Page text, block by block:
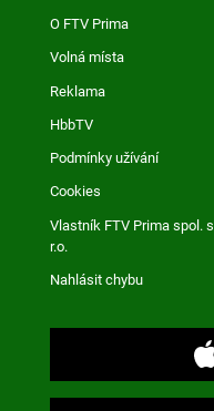
O FTV Prima
Volná místa
Reklama
HbbTV
Podmínky užívání
Cookies
Vlastník FTV Prima spol. s
r.o.
Nahlásit chybu